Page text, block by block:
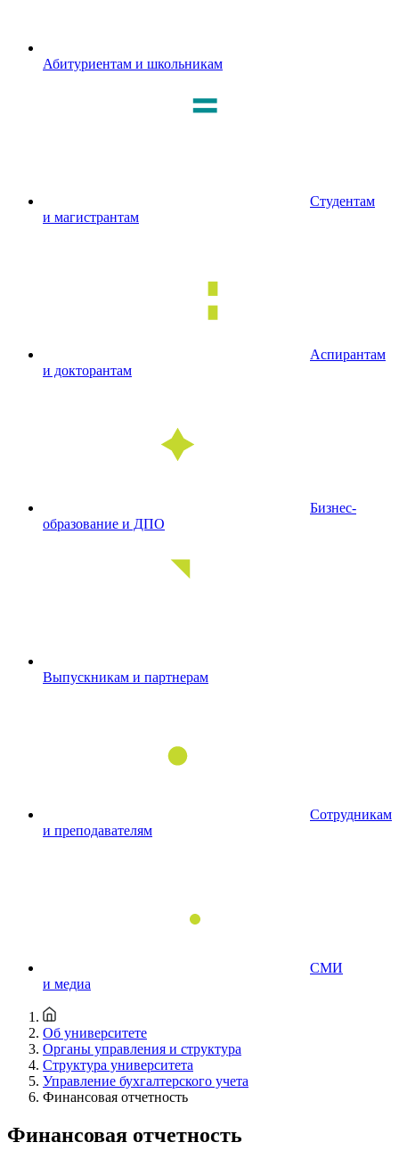
Абитуриентам и школьникам
Студентам
и магистрантам
Аспирантам
и докторантам
Бизнес-
образование и ДПО
Выпускникам и партнерам
Сотрудникам
и преподавателям
СМИ
и медиа
Об университете
Органы управления и структура
Структура университета
Управление бухгалтерского учета
Финансовая отчетность
Финансовая отчетность